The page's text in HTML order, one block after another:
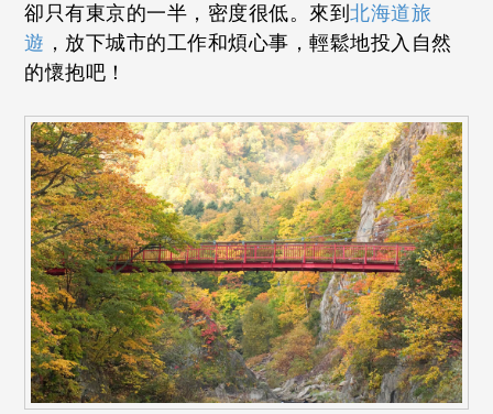
卻只有東京的一半，密度很低。來到北海道旅
遊 ，放下城市的工作和煩心事，輕鬆地投入自然
的懷抱吧！